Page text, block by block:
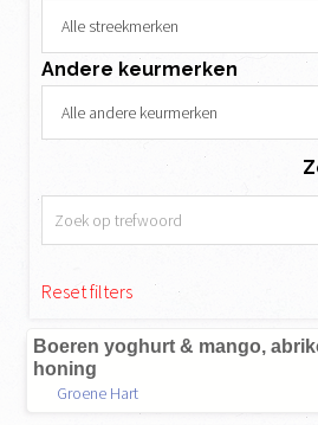
Andere keurmerken
Reset filters
Boeren yoghurt & mango,
honing
Groene Hart